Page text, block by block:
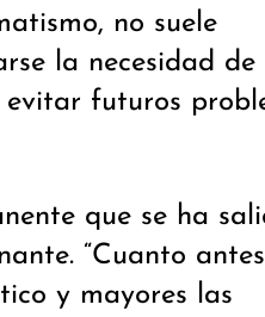
no suele
la necesidad de
futuros
que se ha
“Cuanto antes
y mayores las